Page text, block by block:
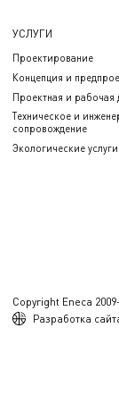
УСЛУГИ
Проектирование
Концепция и
Проектная и рабочая
Техническое и
сопровождение
Экологические услуги
Copyright Eneca
Разработка